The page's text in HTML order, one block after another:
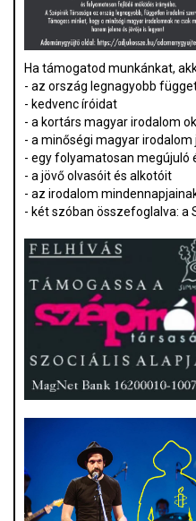
Ha támogatod munkánkat,
- az ország legnagyobb
- kedvenc íróidat
- a kortárs magyar irodalom
- a minőségi magyar
- egy folyamatosan
- a jövő olvasóit és alkotóit
- az irodalom
- két szóban összefoglalva: a